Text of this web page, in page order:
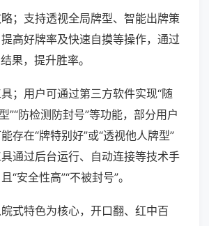
；支持透视全局牌型、智能出牌策
高好牌率及快速自摸等操作，通过
果，提升胜率。
；用户可通过第三方软件实现“随
”“防检测防封号”等功能，部分用户
存在“牌特别好”或“透视他人牌型”
通过后台运行、自动连接等技术手
“安全性高”“不被封号”。
式特色为核心，开口翻、红中百